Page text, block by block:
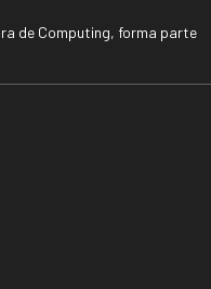
de Computing, forma parte